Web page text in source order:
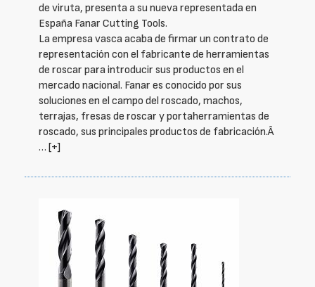
de viruta, presenta a su nueva representada en
España Fanar Cutting Tools.
La empresa vasca acaba de firmar un contrato de
representación con el fabricante de herramientas
de roscar para introducir sus productos en el
mercado nacional. Fanar es conocido por sus
soluciones en el campo del roscado, machos,
terrajas, fresas de roscar y portaherramientas de
roscado, sus principales productos de fabricación.Â
… [+]